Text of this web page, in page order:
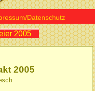
Datenschutz
2005
2005